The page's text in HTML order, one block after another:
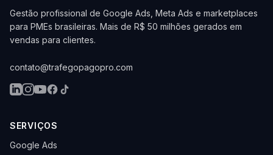
Gestão profissional de Google Ads, Meta Ads e marketplaces
para PMEs brasileiras. Mais de R$ 50 milhões gerados em
vendas para clientes.
contato@trafegopagopro.com
SERVIÇOS
Google Ads